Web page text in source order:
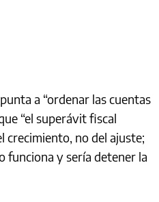
a “ordenar las cuentas
“el superávit fiscal
crecimiento, no del ajuste;
funciona y sería detener la